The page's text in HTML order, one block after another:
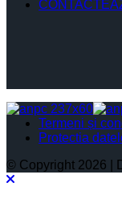
Termeni și
Protectia
© Copyright 2026 |